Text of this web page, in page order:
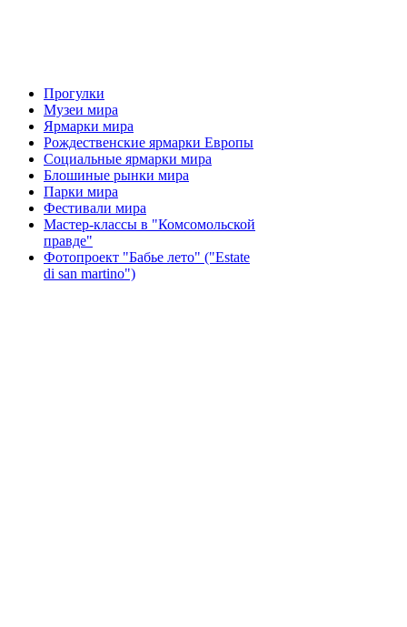
Прогулки
Музеи мира
Ярмарки мира
Рождественские ярмарки Европы
Социальные ярмарки мира
Блошиные рынки мира
Парки мира
Фестивали мира
Мастер-классы в "Комсомольской
правде"
Фотопроект "Бабье лето" ("Еstate
di san martino")